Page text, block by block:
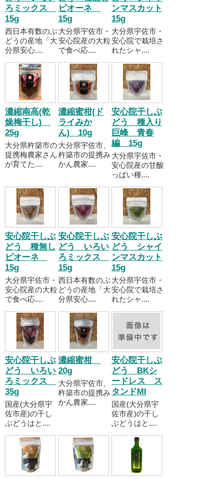
ろミックス
15g
西日本有数のぶ
どうの産地「大
分県安心....
ピオーネ
15g
大分県宇佐市・
安心院産の大粒
で食べ応....
ンマスカット
15g
大分県宇佐市・
安心院で栽培さ
れたシャ....
濃縮南高(乾
燥梅干し)
25g
大分県杵築市の
提携梅農家さん
が育てた....
濃縮蜜柑(ド
ライみか
ん) 10g
大分県宇佐市、
杵築市の提携み
かん農家....
安心院干しぶ
どう 種入り
巨峰 青春
編 15g
大分県宇佐市・
安心院産の甘酸
っぱい種....
安心院干しぶ
どう 種無し
ピオーネ
15g
大分県宇佐市・
安心院産の大粒
で食べ応....
安心院干しぶ
どう いろい
ろミックス
15g
西日本有数のぶ
どうの産地「大
分県安心....
安心院干しぶ
どう シャイ
ンマスカット
15g
大分県宇佐市・
安心院で栽培さ
れたシャ....
安心院干しぶ
どう いろい
ろミックス
35g
国産(大分県宇
佐市産)の干し
ぶどうはと....
濃縮蜜柑
20g
大分県宇佐市、
杵築市の提携み
かん農家....
安心院干しぶ
どう BKシ
ードレス ス
タンドMI
国産(大分県宇
佐市産)の干し
ぶどうはと....